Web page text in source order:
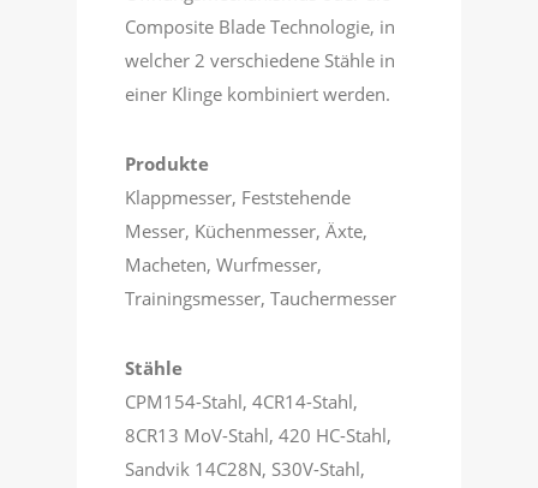
Composite Blade Technologie, in
welcher 2 verschiedene Stähle in
einer Klinge kombiniert werden.
Produkte
Klappmesser, Feststehende
Messer, Küchenmesser, Äxte,
Macheten, Wurfmesser,
Trainingsmesser, Tauchermesser
Stähle
CPM154-Stahl, 4CR14-Stahl,
8CR13 MoV-Stahl, 420 HC-Stahl,
Sandvik 14C28N, S30V-Stahl,